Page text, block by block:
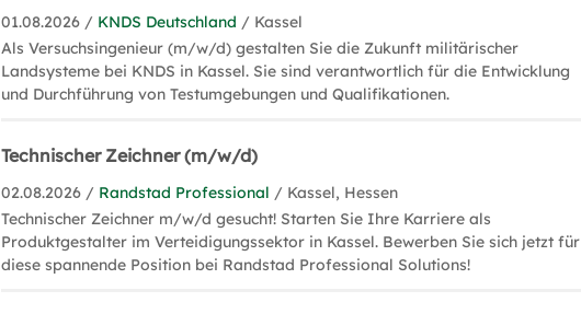
01.08.2026 / KNDS Deutschland / Kassel
Als Versuchsingenieur (m/w/d) gestalten Sie die Zukunft militärischer
Landsysteme bei KNDS in Kassel. Sie sind verantwortlich für die Entwicklung
und Durchführung von Testumgebungen und Qualifikationen.
Technischer Zeichner (m/w/d)
02.08.2026 / Randstad Professional / Kassel, Hessen
Technischer Zeichner m/w/d gesucht! Starten Sie Ihre Karriere als
Produktgestalter im Verteidigungssektor in Kassel. Bewerben Sie sich jetzt für
diese spannende Position bei Randstad Professional Solutions!